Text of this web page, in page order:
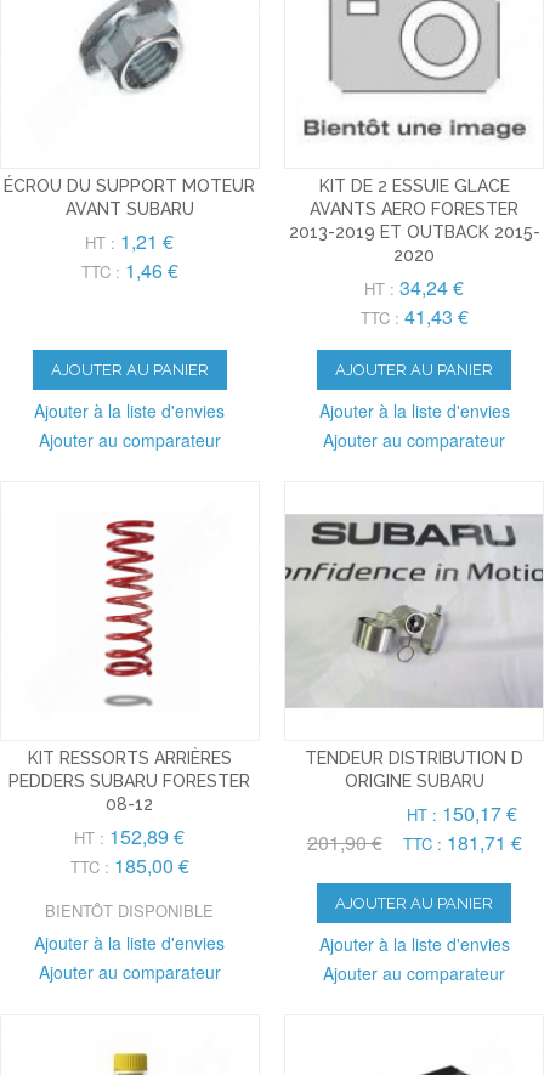
ÉCROU DU SUPPORT MOTEUR
AVANT SUBARU
HT : 1,21 €
TTC : 1,46 €
AJOUTER AU PANIER
Ajouter à la liste d'envies
Ajouter au comparateur
KIT DE 2 ESSUIE GLACE
AVANTS AERO FORESTER
2013-2019 ET OUTBACK 2015-
2020
HT : 34,24 €
TTC : 41,43 €
AJOUTER AU PANIER
Ajouter à la liste d'envies
Ajouter au comparateur
KIT RESSORTS ARRIÈRES
PEDDERS SUBARU FORESTER
08-12
HT : 152,89 €
TTC : 185,00 €
BIENTÔT DISPONIBLE
Ajouter à la liste d'envies
Ajouter au comparateur
TENDEUR DISTRIBUTION D
ORIGINE SUBARU
201,90 €
HT : 150,17 €
TTC : 181,71 €
AJOUTER AU PANIER
Ajouter à la liste d'envies
Ajouter au comparateur